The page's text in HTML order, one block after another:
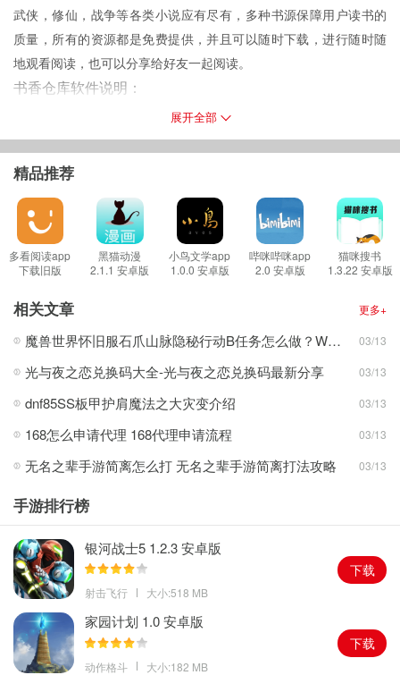
武侠，修仙，战争等各类小说应有尽有，多种书源保障用户读书的
质量，所有的资源都是免费提供，并且可以随时下载，进行随时随
地观看阅读，也可以分享给好友一起阅读。
书香仓库软件说明：
软件实时更新最新的内容章节，每天都会将最新的内容推送给用户
体验。
软件特色：
1、界面设计简洁，各种类型书籍分类明细，非常方便用户搜索。
2、海量的小说资源库支持关键词搜索，可以通过书名，作者，主角
来搜索相关书籍。
3、书香仓库贴心的护眼模式，能够让用户阅读书籍的同时也能保护
眼睛。
1、所有小说阅读界面都配备了很多功能，支持根据自己的需求调整
阅读界面效果;
2、书香仓库软件没有广告推送，所有的小说资源免费，更新也是超
更新日志：
v1.5.8
1、新增热门小说资源。
2、修复了小说书源问题。
展开全部
精品推荐
多看阅读app
下载旧版
黑猫动漫
2.1.1 安卓版
小鸟文学app
1.0.0 安卓版
哔咪哔咪app
2.0 安卓版
猫咪搜书
1.3.22 安卓版
相关文章 更多+
魔兽世界怀旧服石爪山脉隐秘行动B任务怎么做？WOW怀旧服风险投资公司函件在哪儿？ 03/13
光与夜之恋兑换码大全-光与夜之恋兑换码最新分享 03/13
dnf85SS板甲护肩魔法之大灾变介绍 03/13
168怎么申请代理 168代理申请流程 03/13
无名之辈手游简离怎么打 无名之辈手游简离打法攻略 03/13
手游排行榜
银河战士5 1.2.3 安卓版
射击飞行 大小:518 MB
下载
家园计划 1.0 安卓版
动作格斗 大小:182 MB
下载